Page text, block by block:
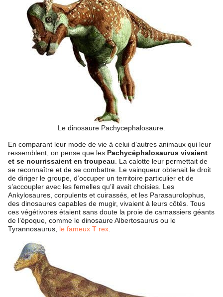
Le dinosaure Pachycephalosaure.
En comparant leur mode de vie à celui d’autres animaux qui leur
ressemblent, on pense que les Pachycéphalosaurus vivaient
et se nourrissaient en troupeau . La calotte leur permettait de
se reconnaître et de se combattre. Le vainqueur obtenait le droit
de diriger le groupe, d’occuper un territoire particulier et de
s’accoupler avec les femelles qu’il avait choisies. Les
Ankylosaures, corpulents et cuirassés, et les Parasaurolophus,
des dinosaures capables de mugir, vivaient à leurs côtés. Tous
ces végétivores étaient sans doute la proie de carnassiers géants
de l’époque, comme le dinosaure Albertosaurus ou le
Tyrannosaurus, le fameux T rex